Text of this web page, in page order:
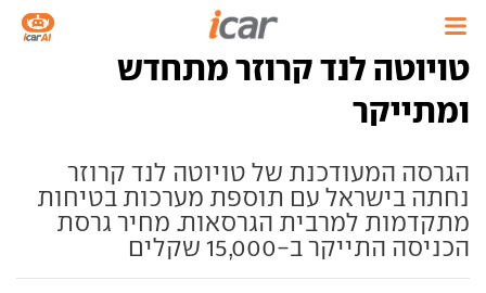
טויוטה לנד קרוזר מתחדש
ומתייקר
הגרסה המעודכנת של טויוטה לנד קרוזר
נחתה בישראל עם תוספת מערכות בטיחות
מתקדמות למרבית הגרסאות. מחיר גרסת
הכניסה התייקר ב-15,000 שקלים